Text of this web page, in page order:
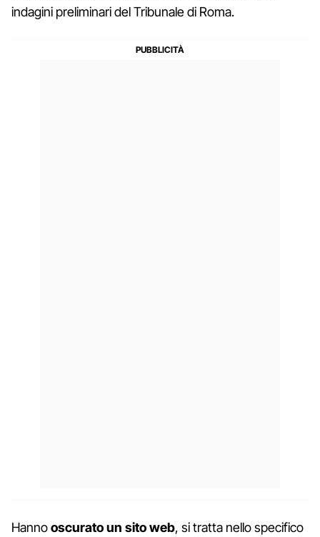
indagini preliminari del Tribunale di Roma.
Hannooscurato un sito web, si tratta nello specifico